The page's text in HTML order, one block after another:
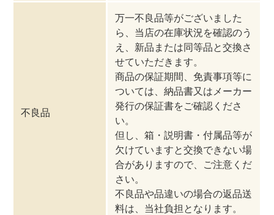
不良品
万一不良品等がございました
ら、当店の在庫状況を確認のう
え、新品または同等品と交換さ
せていただきます。
商品の保証期間、免責事項等に
ついては、納品書又はメーカー
発行の保証書をご確認くださ
い。
但し、箱・説明書・付属品等が
欠けていますと交換できない場
合がありますので、ご注意くだ
さい。
不良品や品違いの場合の返品送
料は、当社負担となります。